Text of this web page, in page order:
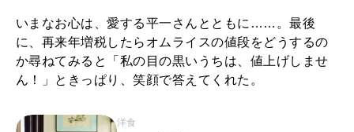
いまなお心は、愛する平一さんとともに……。最後
に、再来年増税したらオムライスの値段をどうするの
か尋ねてみると「私の目の黒いうちは、値上げしませ
ん！」ときっぱり、笑顔で答えてくれた。
洋食